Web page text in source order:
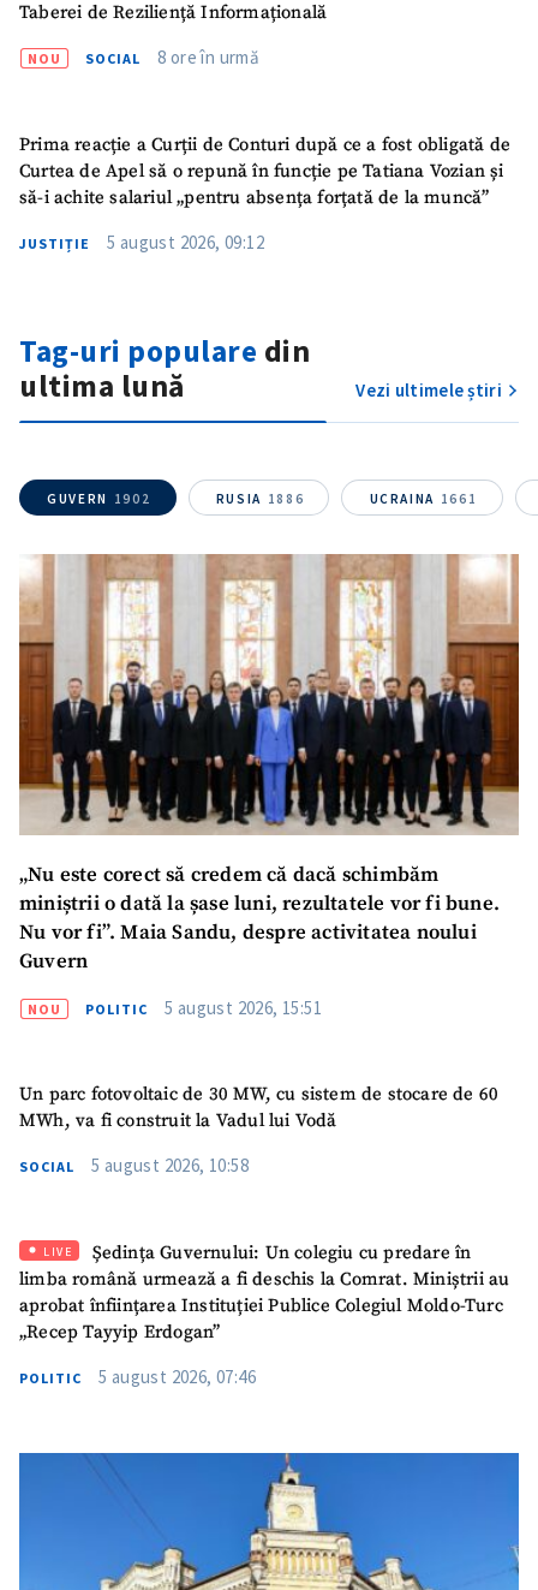
Taberei de Reziliență Informațională
NOU SOCIAL 8 ore în urmă
Prima reacție a Curții de Conturi după ce a fost obligată de
Curtea de Apel să o repună în funcție pe Tatiana Vozian și
să-i achite salariul „pentru absența forțată de la muncă”
JUSTIȚIE 5 august 2026, 09:12
Tag-uri populare din
ultima lună
Vezi ultimele știri
GUVERN 1902 RUSIA 1886 UCRAINA 1661
„Nu este corect să credem că dacă schimbăm
miniștrii o dată la șase luni, rezultatele vor fi bune.
Nu vor fi”. Maia Sandu, despre activitatea noului
Guvern
NOU POLITIC 5 august 2026, 15:51
Un parc fotovoltaic de 30 MW, cu sistem de stocare de 60
MWh, va fi construit la Vadul lui Vodă
SOCIAL 5 august 2026, 10:58
LIVE
Ședința Guvernului: Un colegiu cu predare în
limba română urmează a fi deschis la Comrat. Miniștrii au
aprobat înființarea Instituției Publice Colegiul Moldo-Turc
„Recep Tayyip Erdogan”
POLITIC 5 august 2026, 07:46